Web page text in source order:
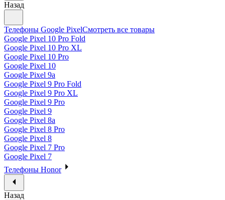
Назад
Телефоны Google PixelСмотреть все товары
Google Pixel 10 Pro Fold
Google Pixel 10 Pro XL
Google Pixel 10 Pro
Google Pixel 10
Google Pixel 9a
Google Pixel 9 Pro Fold
Google Pixel 9 Pro XL
Google Pixel 9 Pro
Google Pixel 9
Google Pixel 8a
Google Pixel 8 Pro
Google Pixel 8
Google Pixel 7 Pro
Google Pixel 7
Телефоны Honor
Назад